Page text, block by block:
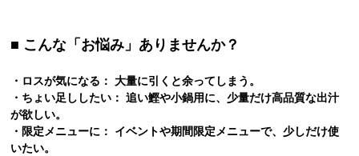
■ こんな「お悩み」ありませんか？
・ロスが気になる： 大量に引くと余ってしまう。
・ちょい足ししたい： 追い鰹や小鍋用に、少量だけ高品質な出汁
が欲しい。
・限定メニューに： イベントや期間限定メニューで、少しだけ使
いたい。